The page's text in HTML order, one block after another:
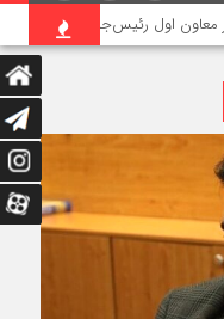
اول رئیس‌جمهور از مدیرعامل